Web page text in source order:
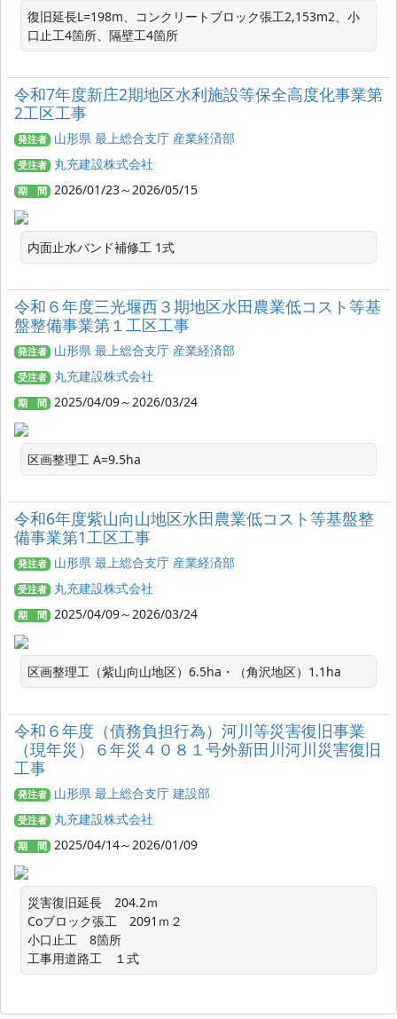
復旧延長L=198m、コンクリートブロック張工2,153m2、小
口止工4箇所、隔壁工4箇所
令和7年度新庄2期地区水利施設等保全高度化事業第
2工区工事
発注者 山形県 最上総合支庁 産業経済部
受注者 丸充建設株式会社
期 間 2026/01/23～2026/05/15
内面止水バンド補修工 1式
令和６年度三光堰西３期地区水田農業低コスト等基
盤整備事業第１工区工事
発注者 山形県 最上総合支庁 産業経済部
受注者 丸充建設株式会社
期 間 2025/04/09～2026/03/24
区画整理工 A=9.5ha
令和6年度紫山向山地区水田農業低コスト等基盤整
備事業第1工区工事
発注者 山形県 最上総合支庁 産業経済部
受注者 丸充建設株式会社
期 間 2025/04/09～2026/03/24
区画整理工（紫山向山地区）6.5ha・（角沢地区）1.1ha
令和６年度（債務負担行為）河川等災害復旧事業
（現年災）６年災４０８１号外新田川河川災害復旧
工事
発注者 山形県 最上総合支庁 建設部
受注者 丸充建設株式会社
期 間 2025/04/14～2026/01/09
災害復旧延長　204.2ｍ
Coブロック張工　2091ｍ２
小口止工　8箇所
工事用道路工　１式